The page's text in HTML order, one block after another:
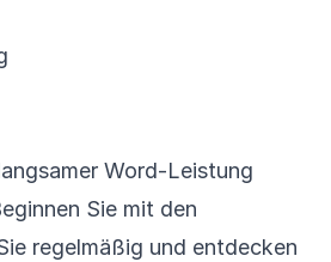
Word-Leistung
Sie mit den
regelmäßig und entdecken